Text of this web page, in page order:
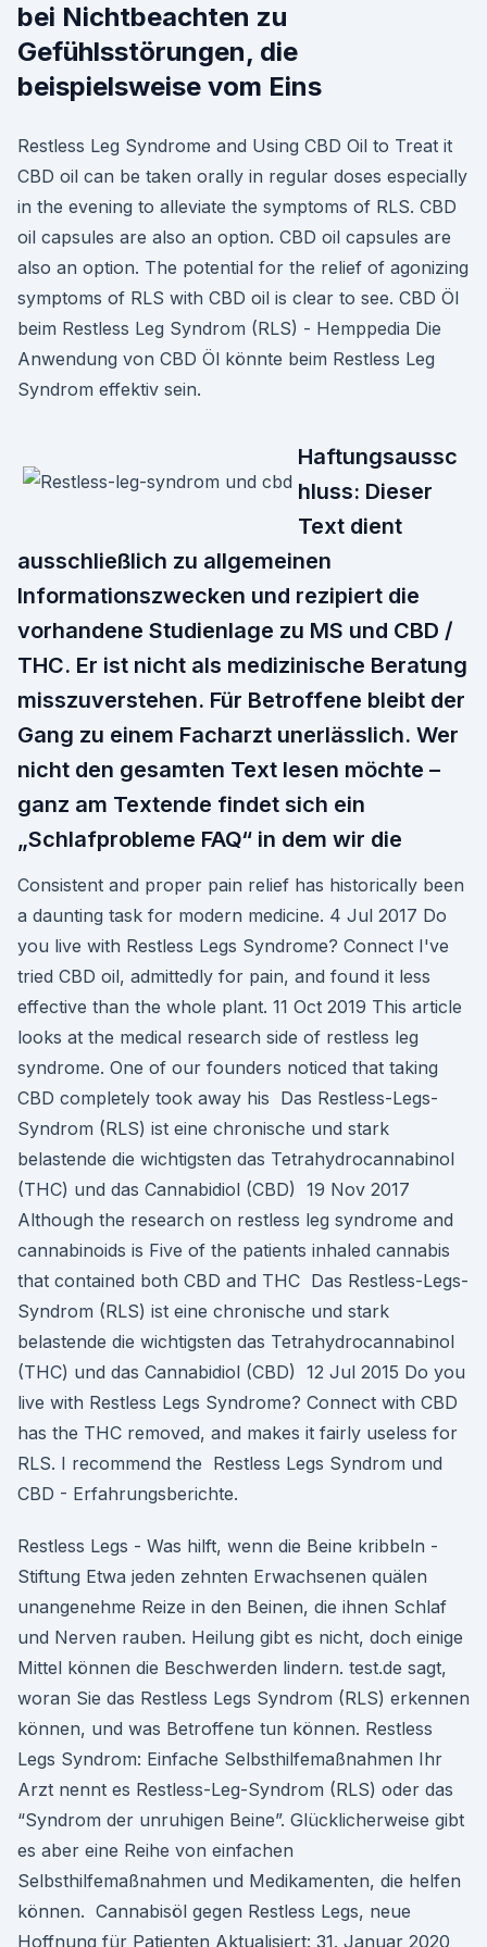
bei Nichtbeachten zu
Gefühlsstörungen, die
beispielsweise vom Eins
Restless Leg Syndrome and Using CBD Oil to Treat it
CBD oil can be taken orally in regular doses especially
in the evening to alleviate the symptoms of RLS. CBD
oil capsules are also an option. CBD oil capsules are
also an option. The potential for the relief of agonizing
symptoms of RLS with CBD oil is clear to see. CBD Öl
beim Restless Leg Syndrom (RLS) - Hemppedia Die
Anwendung von CBD Öl könnte beim Restless Leg
Syndrom effektiv sein.
Haftungsaussc
hluss: Dieser
Text dient
ausschließlich zu allgemeinen
Informationszwecken und rezipiert die
vorhandene Studienlage zu MS und CBD /
THC. Er ist nicht als medizinische Beratung
misszuverstehen. Für Betroffene bleibt der
Gang zu einem Facharzt unerlässlich. Wer
nicht den gesamten Text lesen möchte –
ganz am Textende findet sich ein
„Schlafprobleme FAQ“ in dem wir die
Consistent and proper pain relief has historically been
a daunting task for modern medicine. 4 Jul 2017 Do
you live with Restless Legs Syndrome? Connect I've
tried CBD oil, admittedly for pain, and found it less
effective than the whole plant. 11 Oct 2019 This article
looks at the medical research side of restless leg
syndrome. One of our founders noticed that taking
CBD completely took away his Das Restless-Legs-
Syndrom (RLS) ist eine chronische und stark
belastende die wichtigsten das Tetrahydrocannabinol
(THC) und das Cannabidiol (CBD) 19 Nov 2017
Although the research on restless leg syndrome and
cannabinoids is Five of the patients inhaled cannabis
that contained both CBD and THC Das Restless-Legs-
Syndrom (RLS) ist eine chronische und stark
belastende die wichtigsten das Tetrahydrocannabinol
(THC) und das Cannabidiol (CBD) 12 Jul 2015 Do you
live with Restless Legs Syndrome? Connect with CBD
has the THC removed, and makes it fairly useless for
RLS. I recommend the Restless Legs Syndrom und
CBD - Erfahrungsberichte.
Restless Legs - Was hilft, wenn die Beine kribbeln -
Stiftung Etwa jeden zehnten Erwachsenen quälen
unangenehme Reize in den Beinen, die ihnen Schlaf
und Nerven rauben. Heilung gibt es nicht, doch einige
Mittel können die Beschwerden lindern. test.de sagt,
woran Sie das Restless Legs Syndrom (RLS) erkennen
können, und was Betroffene tun können. Restless
Legs Syndrom: Einfache Selbsthilfemaßnahmen Ihr
Arzt nennt es Restless-Leg-Syndrom (RLS) oder das
“Syndrom der unruhigen Beine”. Glücklicherweise gibt
es aber eine Reihe von einfachen
Selbsthilfemaßnahmen und Medikamenten, die helfen
können. ️ Cannabisöl gegen Restless Legs, neue
Hoffnung für Patienten Aktualisiert: 31. Januar 2020